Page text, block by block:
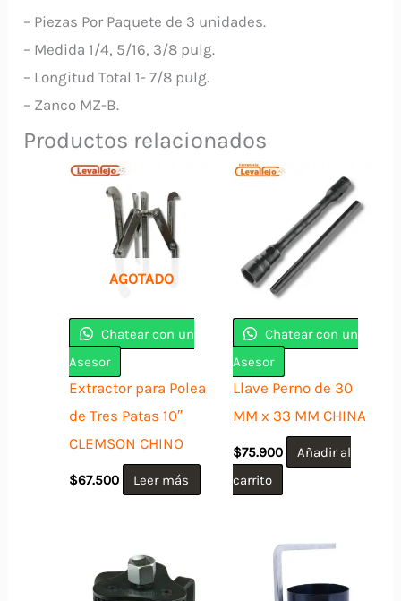
– Piezas Por Paquete de 3 unidades.
– Medida 1/4, 5/16, 3/8 pulg.
– Longitud Total 1- 7/8 pulg.
– Zanco MZ-B.
Productos relacionados
AGOTADO
Chatear con un
Asesor
Extractor para Polea
de Tres Patas 10″
CLEMSON CHINO
$67.500 Leer más
Chatear con un
Asesor
Llave Perno de 30
MM x 33 MM CHINA
$75.900
Añadir al
carrito